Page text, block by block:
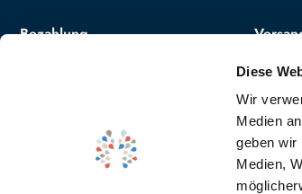
Diese
Wir
Medien
geben wir
Medien,
Bezahlung